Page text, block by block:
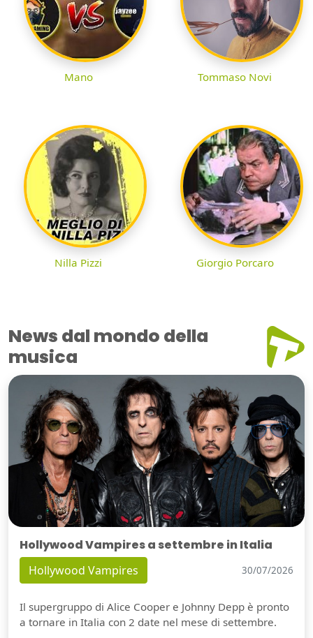
Mano Tommaso Novi
Nilla Pizzi Giorgio Porcaro
News dal mondo della
musica
Hollywood Vampires a settembre in Italia
Hollywood Vampires 30/07/2026
Il supergruppo di Alice Cooper e Johnny Depp è pronto
a tornare in Italia con 2 date nel mese di settembre.